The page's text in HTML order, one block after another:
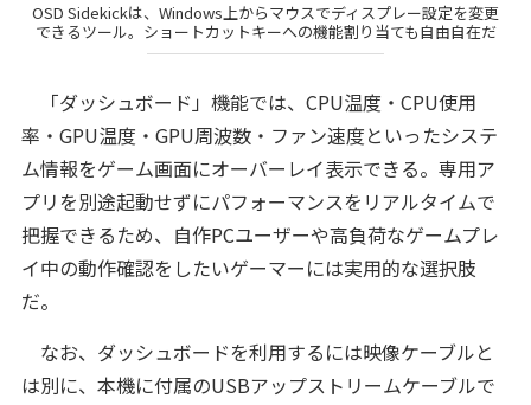
OSD Sidekickは、Windows上からマウスでディスプレー設定を変更
できるツール。ショートカットキーへの機能割り当ても自由自在だ
「ダッシュボード」機能では、CPU温度・CPU使用
率・GPU温度・GPU周波数・ファン速度といったシステ
ム情報をゲーム画面にオーバーレイ表示できる。専用ア
プリを別途起動せずにパフォーマンスをリアルタイムで
把握できるため、自作PCユーザーや高負荷なゲームプレ
イ中の動作確認をしたいゲーマーには実用的な選択肢
だ。
なお、ダッシュボードを利用するには映像ケーブルと
は別に、本機に付属のUSBアップストリームケーブルで